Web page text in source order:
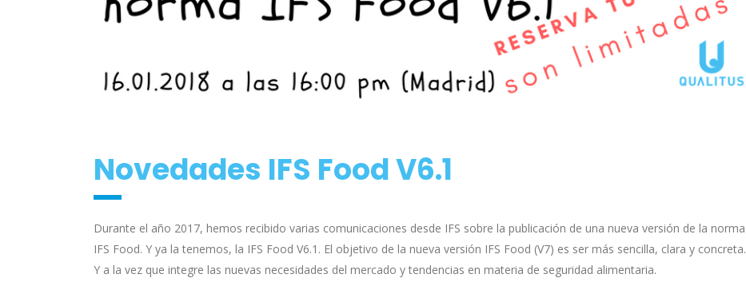
Novedades IFS Food V6.1
Durante el año 2017, hemos recibido varias comunicaciones desde IFS sobre la publicación de una nueva versión de la norma
IFS Food. Y ya la tenemos, la IFS Food V6.1. El objetivo de la nueva versión IFS Food (V7) es ser más sencilla, clara y concreta.
Y a la vez que integre las nuevas necesidades del mercado y tendencias en materia de seguridad alimentaria.